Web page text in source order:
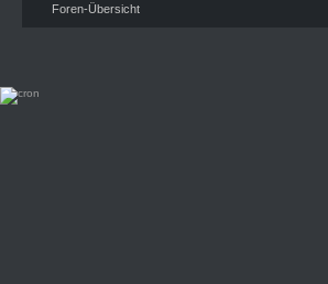
Foren-Übersicht